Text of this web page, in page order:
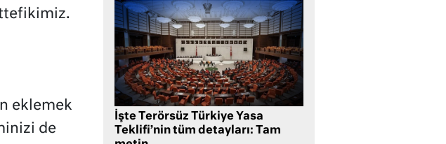
eklemek
de
İşte Terörsüz Türkiye Yasa
Teklifi’nin tüm detayları: Tam